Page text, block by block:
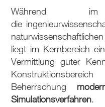
Während im
die
liegt im Kernbereich
Vermittlung guter
Beherrschung
Simulationsverfahren.